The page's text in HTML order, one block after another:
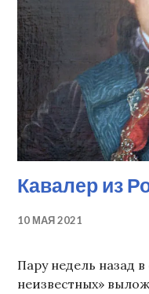
Кавалер из
10 МАЯ 2021
Пару недель назад
неизвестных»